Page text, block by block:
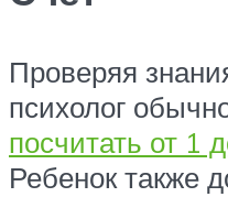
Проверяя
психолог
посчитать от 1
Ребенок также